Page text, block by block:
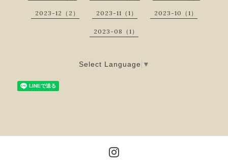
2023-12（2） 2023-11（1） 2023-10（1）
2023-08（1）
Select Language ▼